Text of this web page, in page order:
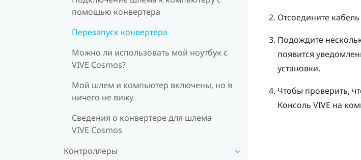
помощью конвертера
Перезапуск конвертера
Можно ли использовать мой ноутбук с
VIVE Cosmos?
Мой шлем и компьютер включены, но я
ничего не вижу.
Сведения о конвертере для шлема
VIVE Cosmos
Контроллеры
Отсоедините
Подождите
появится
установки.
Чтобы проверить,
Консоль VIVE на